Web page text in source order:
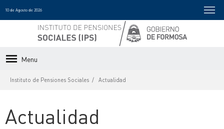
10 de Agosto de 2026
Menu
Instituto de Pensiones Sociales Actualidad
Actualidad